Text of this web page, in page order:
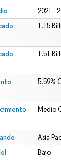
2021 -
1.15
1.51
5.59%
Medio
Asia
Bajo